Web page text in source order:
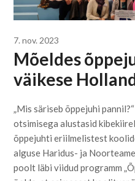
7. nov. 2023
Mõeldes
väikese
„Mis säriseb õppejuhi
otsimisega alustasid
õppejuhti eriilmelistest
alguse Haridus- ja
poolt läbi viidud programm